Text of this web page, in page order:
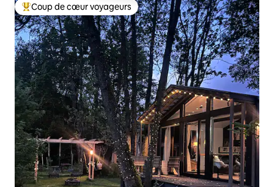
Coups de cœur voyageurs les plus appréciés
Coup de cœur voyageurs